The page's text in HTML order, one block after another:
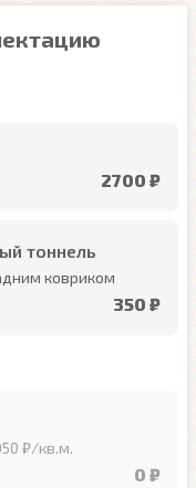
2700 ₽
тоннель
ковриком
350 ₽
₽/кв.м.
0 ₽